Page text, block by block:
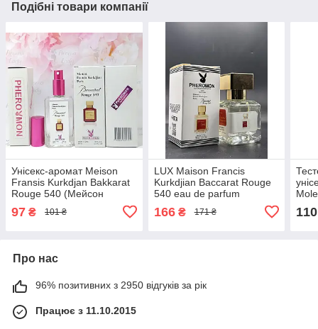
Подібні товари компанії
Унісекс-аромат Meison
Fransis Kurkdjan Bakkarat
Rouge 540 (Мейсон
феромонами 60 мл
97 ₴ 101 ₴
LUX Maison Francis
Kurkdjian Baccarat Rouge
540 eau de parfum
феромоном 30 мл
166₴ 171 ₴ 110
Про нас
96% позитивних з 2950 відгуків за рік
Працює з 11.10.2015